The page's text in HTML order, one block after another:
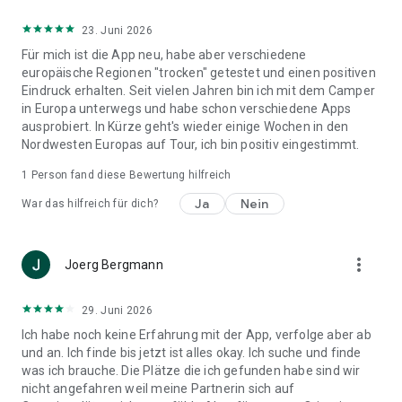
Freunde und teile deine besten Wildcampingplätze nur mit
ihnen.
- Die grüne StayFree-Community motiviert und unterstützt
sich gegenseitig dabei, alle wilden Wohnmobilplätze sauber
und frei von Müll zu halten.
CLEAN-UP 💚
den Camper-Lifestyle mit der größtmöglichen Verantwortung
übernachtest, kümmere dich immer um deinen
nächstgelegenen Stellplatz - hinterlasse keinen Müll und
vorgefunden hast.
WERDE MITGLIED BEI STAYFREE PREMIUM:
➜ Zugang auf 100.000+ Stellplätze
➜ Reise Tracker
23. Juni 2026
Für mich ist die App neu, habe aber verschiedene
europäische Regionen "trocken" getestet und einen positiven
Eindruck erhalten. Seit vielen Jahren bin ich mit dem Camper
in Europa unterwegs und habe schon verschiedene Apps
ausprobiert. In Kürze geht's wieder einige Wochen in den
Nordwesten Europas auf Tour, ich bin positiv eingestimmt.
1 Person fand diese Bewertung hilfreich
War das hilfreich für dich? Ja Nein
Joerg Bergmann more_vert
29. Juni 2026
Ich habe noch keine Erfahrung mit der App, verfolge aber ab
und an. Ich finde bis jetzt ist alles okay. Ich suche und finde
was ich brauche. Die Plätze die ich gefunden habe sind wir
nicht angefahren weil meine Partnerin sich auf